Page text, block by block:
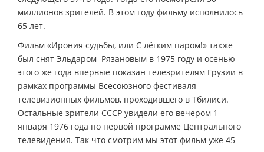
миллионов зрителей. В этом году фильму исполнилось
65 лет.
Фильм «Ирония судьбы, или С лёгким паром!» также
был снят Эльдаром Рязановым в 1975 году и осенью
этого же года впервые показан телезрителям Грузии в
рамках программы Всесоюзного фестиваля
телевизионных фильмов, проходившего в Тбилиси.
Остальные зрители СССР увидели его вечером 1
января 1976 года по первой программе Центрального
телевидения. Так что смотрим мы этот фильм уже 45